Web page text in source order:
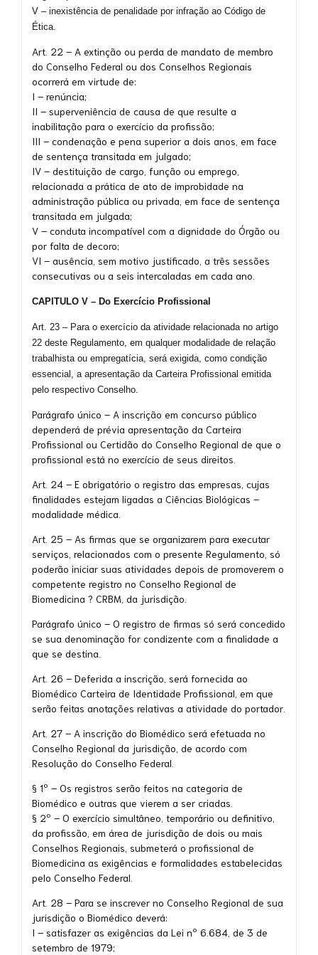
V – inexistência de penalidade por infração ao Código de
Ética.
Art. 22 – A extinção ou perda de mandato de membro
do Conselho Federal ou dos Conselhos Regionais
ocorrerá em virtude de:
I – renúncia;
II – superveniência de causa de que resulte a
inabilitação para o exercício da profissão;
III – condenação e pena superior a dois anos, em face
de sentença transitada em julgado;
IV – destituição de cargo, função ou emprego,
relacionada a prática de ato de improbidade na
administração pública ou privada, em face de sentença
transitada em julgada;
V – conduta incompatível com a dignidade do Órgão ou
por falta de decoro;
VI – ausência, sem motivo justificado, a três sessões
consecutivas ou a seis intercaladas em cada ano.
CAPITULO V – Do Exercício Profissional
Art. 23 – Para o exercício da atividade relacionada no artigo
22 deste Regulamento, em qualquer modalidade de relação
trabalhista ou empregatícia, será exigida, como condição
essencial, a apresentação da Carteira Profissional emitida
pelo respectivo Conselho.
Parágrafo único – A inscrição em concurso público
dependerá de prévia apresentação da Carteira
Profissional ou Certidão do Conselho Regional de que o
profissional está no exercício de seus direitos.
Art. 24 – E obrigatório o registro das empresas, cujas
finalidades estejam ligadas a Ciências Biológicas –
modalidade médica.
Art. 25 – As firmas que se organizarem para executar
serviços, relacionados com o presente Regulamento, só
poderão iniciar suas atividades depois de promoverem o
competente registro no Conselho Regional de
Biomedicina ? CRBM, da jurisdição.
Parágrafo único – O registro de firmas só será concedido
se sua denominação for condizente com a finalidade a
que se destina.
Art. 26 – Deferida a inscrição, será fornecida ao
Biomédico Carteira de Identidade Profissional, em que
serão feitas anotações relativas a atividade do portador.
Art. 27 – A inscrição do Biomédico será efetuada no
Conselho Regional da jurisdição, de acordo com
Resolução do Conselho Federal.
§ 1º – Os registros serão feitos na categoria de
Biomédico e outras que vierem a ser criadas.
§ 2º – O exercício simultâneo, temporário ou definitivo,
da profissão, em área de jurisdição de dois ou mais
Conselhos Regionais, submeterá o profissional de
Biomedicina as exigências e formalidades estabelecidas
pelo Conselho Federal.
Art. 28 – Para se inscrever no Conselho Regional de sua
jurisdição o Biomédico deverá:
I – satisfazer as exigências da Lei nº 6.684, de 3 de
setembro de 1979;